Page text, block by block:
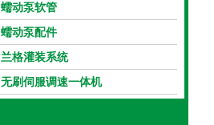
蠕动泵软管
蠕动泵配件
兰格灌装系统
无刷伺服调速一体机